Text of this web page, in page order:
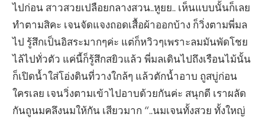
ไปก่อน สาวสวยเปลือยกลางสวน..หูยย.. เห็นแบบนั้นก็เลย
ทำตามสิคะ เจนจัดแจงถอดเสื้อผ้าออกบ้าง ก็วิ่งตามพี่มล
ไป รู้สึกเป็นอิสระมากๆค่ะ แต่ก็หวิวๆเพราะลมมันพัดโชย
ไล้ไปทั่วตัว แค่นี้ก็รู้สึกสยิวแล้ว พี่มลเดินไปถึงเรือนไม้นั้น
ก็เปิดน้ำใส่โอ่งดินที่วางใกล้ๆ แล้วตักน้ำอาบ ถูสบู่ก่อน
ใครเลย เจนวิ่งตามเข้าไปอาบด้วยกันค่ะ สนุกดี เราผลัด
กันถูนมคลึงนมให้กัน เสียวมาก “..นมเจนทั้งสวย ทั้งใหญ่